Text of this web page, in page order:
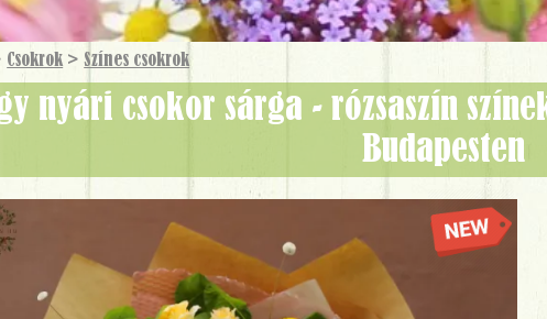
Csokrok >Színes csokrok
Budapesten